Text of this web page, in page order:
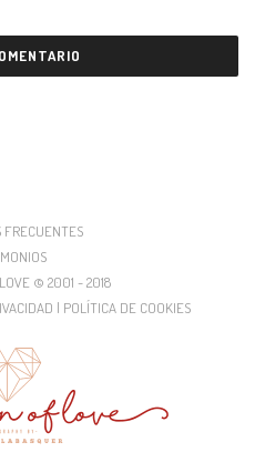
FRECUENTES
© 2001 - 2018
| POLÍTICA DE COOKIES